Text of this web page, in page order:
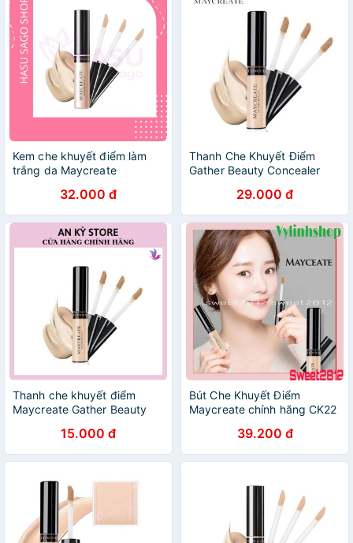
Kem che khuyết điểm làm
trắng da Maycreate
32.000 đ
Thanh Che Khuyết Điểm
Gather Beauty Concealer
29.000 đ
Thanh che khuyết điểm
Maycreate Gather Beauty
15.000 đ
Bút Che Khuyết Điểm
Maycreate chính hãng CK22
39.200 đ